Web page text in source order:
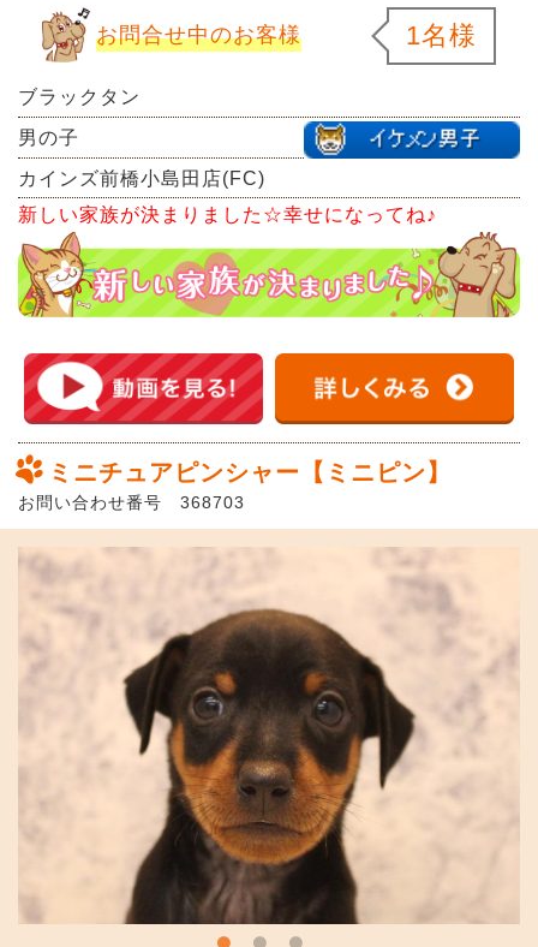
お問合せ中のお客様 1名様
ブラックタン
男の子
カインズ前橋小島田店(FC)
新しい家族が決まりました☆幸せになってね♪
ミニチュアピンシャー【ミニピン】
お問い合わせ番号 368703